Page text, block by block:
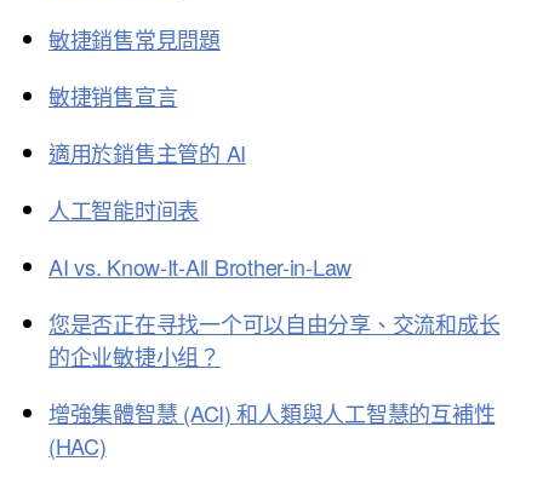
敏捷銷售常見問題
敏捷销售宣言
適用於銷售主管的 AI
人工智能时间表
AI vs. Know-It-All Brother-in-Law
您是否正在寻找一个可以自由分享、交流和成长
的企业敏捷小组？
增強集體智慧 (ACI) 和人類與人工智慧的互補性
(HAC)